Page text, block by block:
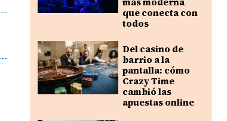
que conecta con
todos
Del casino de
barrio a la
pantalla: cómo
Crazy Time
cambió las
apuestas online